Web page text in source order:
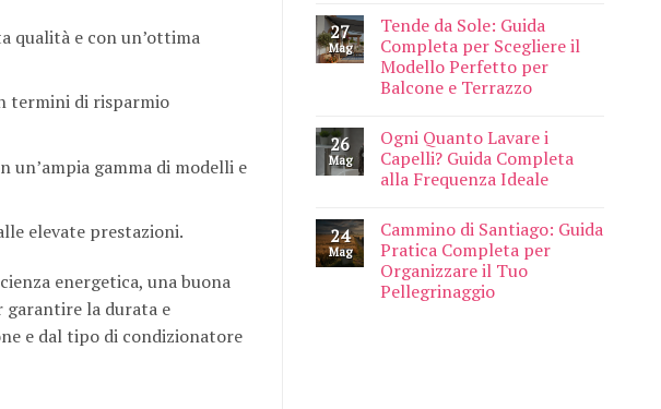
qualità e con un’ottima
termini di risparmio
gamma di modelli e
elevate prestazioni.
energetica, una buona
garantire la durata e
e dal tipo di condizionatore
27
Mag
Tende da Sole: Guida
Completa per Scegliere il
Modello Perfetto per
Balcone e Terrazzo
26
Mag
Ogni Quanto Lavare i
Capelli? Guida Completa
alla Frequenza Ideale
24
Mag
Cammino di Santiago: Guida
Pratica Completa per
Organizzare il Tuo
Pellegrinaggio